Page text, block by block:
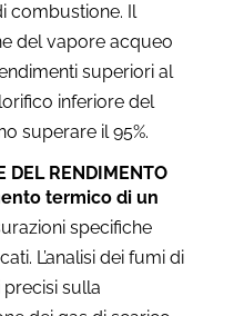
combustione. Il
del vapore acqueo
superiori al
inferiore del
superare il 95%.
DEL RENDIMENTO
termico di un
specifiche
L’analisi dei fumi di
sulla